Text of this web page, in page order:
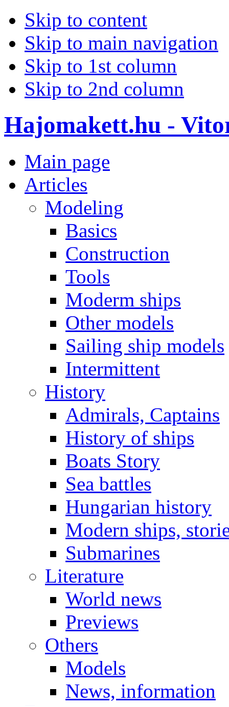
Skip to content
Skip to main navigation
Skip to 1st column
Skip to 2nd column
Hajomakett.hu -
Main page
Articles
Modeling
Basics
Construction
Tools
Moderm ships
Other models
Sailing ship models
Intermittent
History
Admirals, Captains
History of ships
Boats Story
Sea battles
Hungarian history
Modern ships,
Submarines
Literature
World news
Previews
Others
Models
News, information